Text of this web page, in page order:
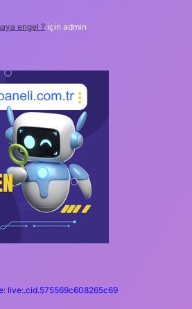
engel ? için admin
live:.cid.575569c608265c69